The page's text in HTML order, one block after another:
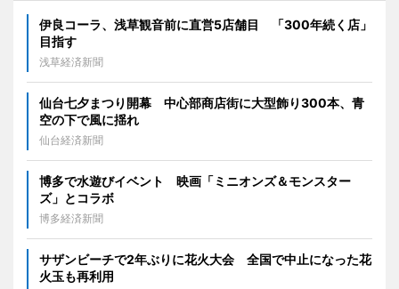
伊良コーラ、浅草観音前に直営5店舗目 「300年続く店」
目指す
浅草経済新聞
仙台七夕まつり開幕 中心部商店街に大型飾り300本、青
空の下で風に揺れ
仙台経済新聞
博多で水遊びイベント 映画「ミニオンズ＆モンスター
ズ」とコラボ
博多経済新聞
サザンビーチで2年ぶりに花火大会 全国で中止になった花
火玉も再利用